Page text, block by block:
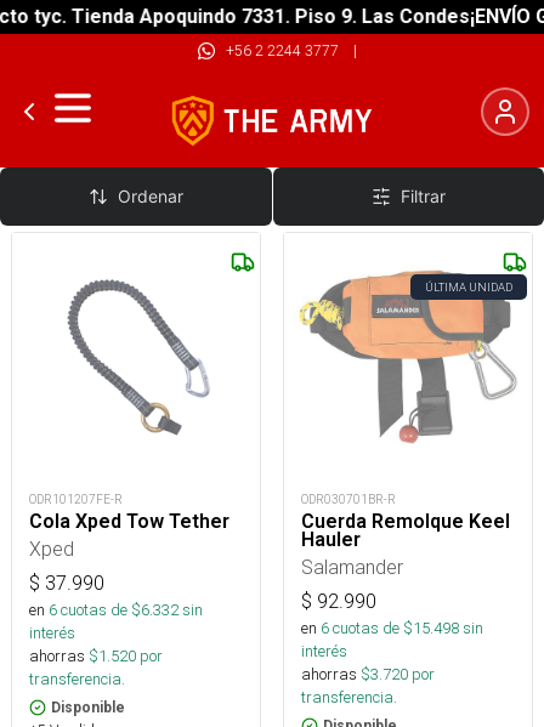
tyc. Tienda Apoquindo 7331. Piso 9. Las Condes¡ENVÍO
+56 2 2244 3777 |
Cuerda de Remolque
Ordenar Filtrar
ODR101207FE-R
Cola Xped Tow Tether
Xped
$ 37.990
en 6cuotas de $6.332sin
interés
ahorras $1.520 por
transferencia.
Disponible
ÚLTIMA UNIDAD
ODR030701BR-R
Cuerda Remolque Keel
Hauler
Salamander
$ 92.990
en 6cuotas de $15.498sin
interés
ahorras $3.720 por
transferencia.